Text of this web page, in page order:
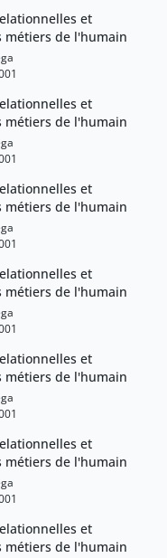
et
métiers de l'humain
et
métiers de l'humain
et
métiers de l'humain
et
métiers de l'humain
et
métiers de l'humain
et
métiers de l'humain
et
métiers de l'humain